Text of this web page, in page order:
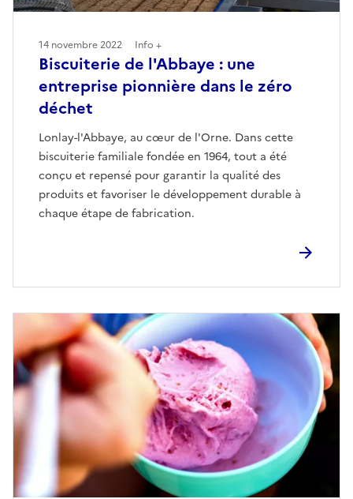
Biscuiterie de l'Abbaye : une
entreprise pionnière dans le zéro
déchet
Lonlay-l'Abbaye, au cœur de l'Orne. Dans cette
biscuiterie familiale fondée en 1964, tout a été
conçu et repensé pour garantir la qualité des
produits et favoriser le développement durable à
chaque étape de fabrication.
14 novembre 2022 Info +